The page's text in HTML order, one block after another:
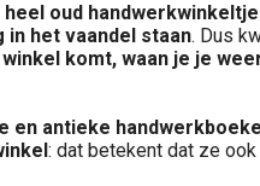
heel oud handwerkwinkeltje
het vaandel staan. Dus
komt, waan je je
antieke
: dat betekent dat ze